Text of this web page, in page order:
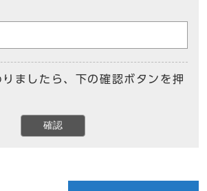
ましたら、下の確認ボタンを押
確認